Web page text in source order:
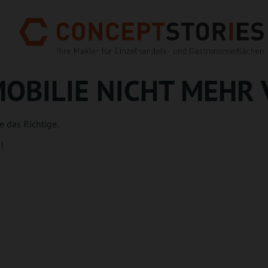
NICHT MEHR
das Richtige.